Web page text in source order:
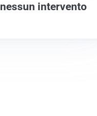
intervento